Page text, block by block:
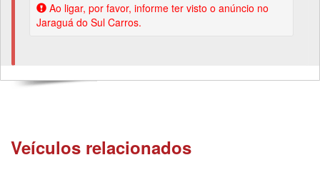
Ao ligar, por favor, informe ter visto o anúncio no
Jaraguá do Sul Carros.
Veículos relacionados